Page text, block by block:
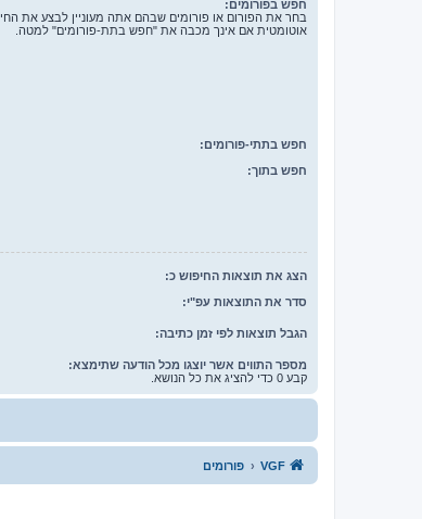
חפש בפורומים:
בחר את הפורום או פורומים שבהם אתה מעוניין לבצע את
אוטומטית אם אינך מכבה את "חפש בתת-פורומים" למטה.
חפש בתתי-פורומים:
חפש בתוך:
הצג את תוצאות החיפוש כ:
סדר את התוצאות עפ"י:
הגבל תוצאות לפי זמן כתיבה:
מספר התווים אשר יוצגו מכל הודעה שתימצא:
קבע 0 כדי להציג את כל הנושא.
VGF פורומים